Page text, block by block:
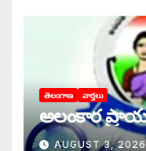
తెలంగాణ వార్తలు
అలంకార
AUGUST 3,